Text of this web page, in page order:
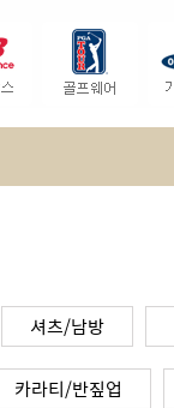
셔츠/남방
카라티/반짚업